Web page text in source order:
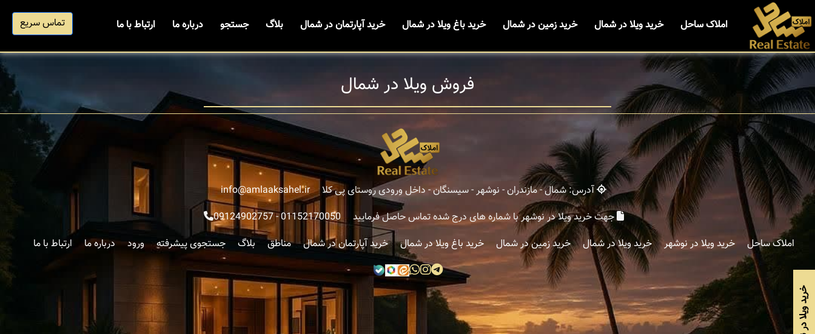
املاک ساحل خرید ویلا در شمال خرید زمین در شمال خرید باغ ویلا در شمال خرید آپارتمان در شمال بلاگ جستجو درباره ما ارتباط با ما تماس سریع
فروش ویلا در شمال
آدرس: شمال - مازندران - نوشهر - سیسنگان - داخل ورودی روستای پی کلا
info@amlaaksahel.ir
جهت خرید ویلا در نوشهر با شماره های درج شده تماس حاصل فرمایید
01152170050
-
09124902757
املاک ساحل
خرید ویلا در نوشهر خرید ویلا در شمال خرید زمین در شمال خرید باغ ویلا در شمال خرید آپارتمان در شمال مناطق بلاگ جستجوی پیشرفته ورود درباره ما ارتباط با ما